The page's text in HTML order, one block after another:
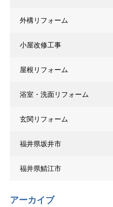
外構リフォーム
小屋改修工事
屋根リフォーム
浴室・洗面リフォーム
玄関リフォーム
福井県坂井市
福井県鯖江市
アーカイブ